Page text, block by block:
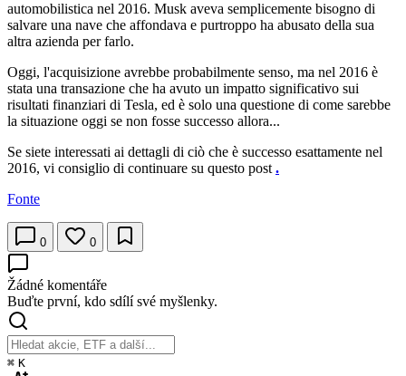
automobilistica nel 2016. Musk aveva semplicemente bisogno di
salvare una nave che affondava e purtroppo ha abusato della sua
altra azienda per farlo.
Oggi, l'acquisizione avrebbe probabilmente senso, ma nel 2016 è
stata una transazione che ha avuto un impatto significativo sui
risultati finanziari di Tesla, ed è solo una questione di come sarebbe
la situazione oggi se non fosse successo allora...
Se siete interessati ai dettagli di ciò che è successo esattamente nel
2016, vi consiglio di continuare su questo post .
Fonte
0 0
Žádné komentáře
Buďte první, kdo sdílí své myšlenky.
⌘ K